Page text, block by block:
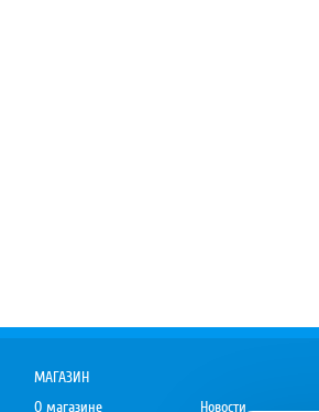
МАГАЗИН
О магазине
Новости